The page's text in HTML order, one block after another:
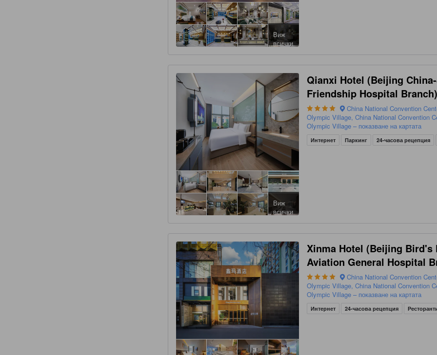
Виж
всички
Виж
всички
Qianxi Hotel (Beijing
Friendship Hospital
China National Convention
Olympic Village, China National Convention
Olympic Village – показване на картата
Интернет Паркинг 24-часова рецепция
Xinma Hotel (Beijing Bird's
Aviation General Hospital
China National Convention
Olympic Village, China National Convention
Olympic Village – показване на картата
Интернет 24-часова рецепция